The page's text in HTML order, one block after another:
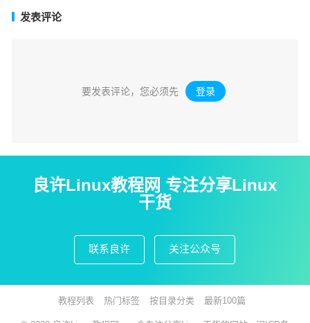
发表评论
要发表评论，您必须先 登录 。
良许Linux教程网 专注分享Linux
干货
联系良许 关注公众号
教程列表 热门标签 按目录分类 最新100篇